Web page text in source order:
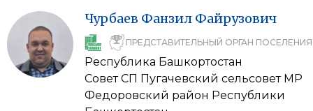
Чурбаев Фанзил Файрузович
ПРЕДСТАВИТЕЛЬНЫЙ ОРГАН ПОСЕЛЕНИЯ
Республика Башкортостан
Совет СП Пугачевский сельсовет МР
Федоровский район Республики